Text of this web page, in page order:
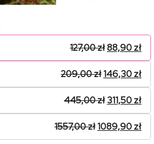
127,00zł88,90 zł
209,00zł146,30 zł
445,00zł 311,50 zł
1557,00zł1089,90 zł